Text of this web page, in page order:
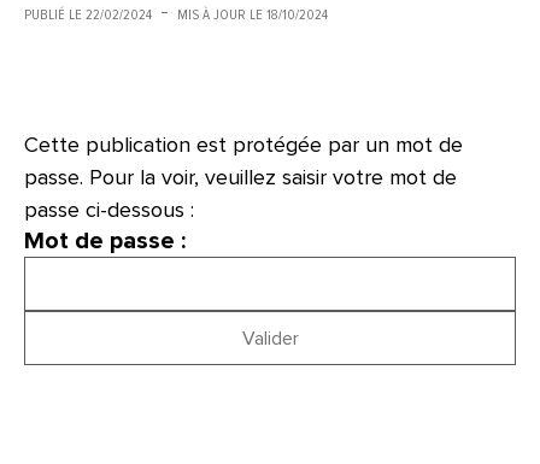
PUBLIÉ LE 22/02/2024 MIS À JOUR LE 18/10/2024
Cette publication est protégée par un mot de
passe. Pour la voir, veuillez saisir votre mot de
passe ci-dessous :
Mot de passe :